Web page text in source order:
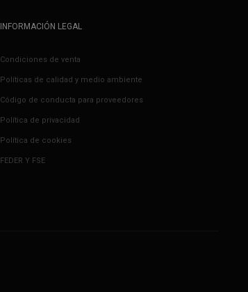
INFORMACIÓN LEGAL
Condiciones de venta
Políticas de calidad y medio ambiente
Código de conducta para proveedores
Política de privacidad
Política de cookies
FEDER Y FSE